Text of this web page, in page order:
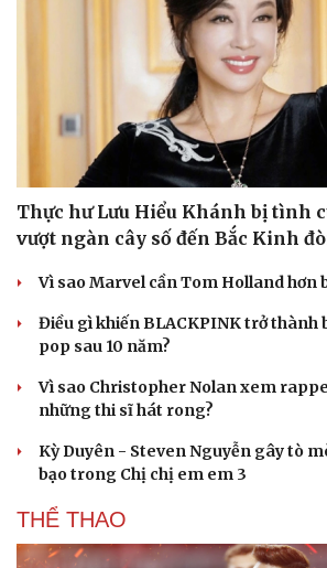
Thực hư Lưu Hiểu Khánh bị tình
vượt ngàn cây số đến Bắc Kinh
Vì sao Marvel cần Tom Holland hơn
Điều gì khiến BLACKPINK trở thành
pop sau 10 năm?
Vì sao Christopher Nolan xem
những thi sĩ hát rong?
Kỳ Duyên - Steven Nguyễn gây tò
bạo trong Chị chị em em 3
THỂ THAO